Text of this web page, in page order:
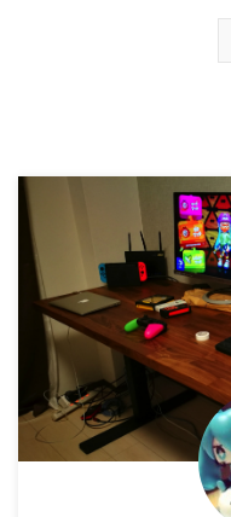
ELECOM NEXUS7 TF370T
フィルム 防指紋エアーレス マ